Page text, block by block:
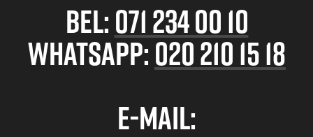
BEL: 071 234 00 10
WHATSAPP: 020 210 15 18
E-MAIL: